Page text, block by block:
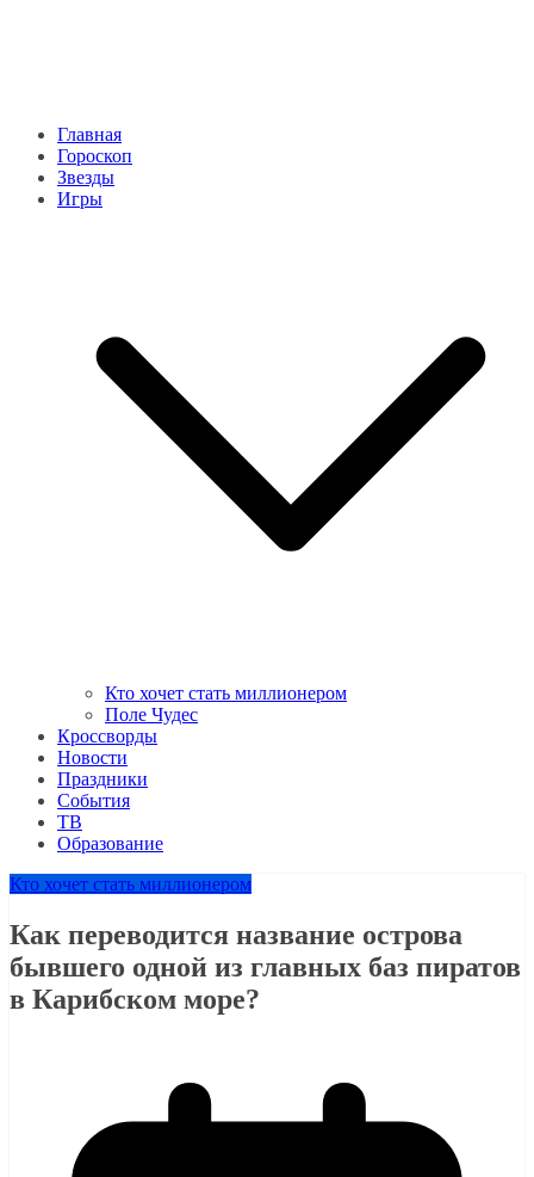
Главная
Гороскоп
Звезды
Игры
Кто хочет стать миллионером
Поле Чудес
Кроссворды
Новости
Праздники
События
ТВ
Образование
Кто хочет стать миллионером
Как переводится название острова
бывшего одной из главных баз пиратов
в Карибском море?